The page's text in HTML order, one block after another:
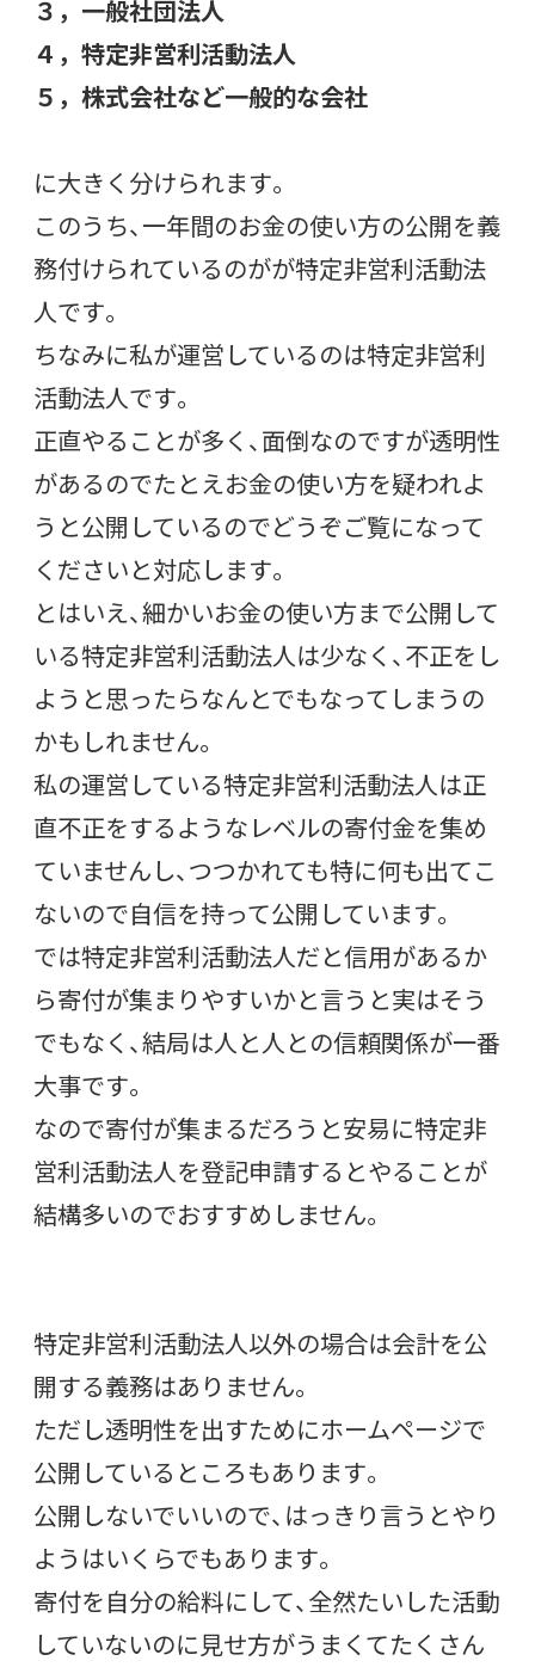
３，一般社団法人
４，特定非営利活動法人
５，株式会社など一般的な会社
に大きく分けられます。
このうち、一年間のお金の使い方の公開を義
務付けられているのがが特定非営利活動法
人です。
ちなみに私が運営しているのは特定非営利
活動法人です。
正直やることが多く、面倒なのですが透明性
があるのでたとえお金の使い方を疑われよ
うと公開しているのでどうぞご覧になって
くださいと対応します。
とはいえ、細かいお金の使い方まで公開して
いる特定非営利活動法人は少なく、不正をし
ようと思ったらなんとでもなってしまうの
かもしれません。
私の運営している特定非営利活動法人は正
直不正をするようなレベルの寄付金を集め
ていませんし、つつかれても特に何も出てこ
ないので自信を持って公開しています。
では特定非営利活動法人だと信用があるか
ら寄付が集まりやすいかと言うと実はそう
でもなく、結局は人と人との信頼関係が一番
大事です。
なので寄付が集まるだろうと安易に特定非
営利活動法人を登記申請するとやることが
結構多いのでおすすめしません。
特定非営利活動法人以外の場合は会計を公
開する義務はありません。
ただし透明性を出すためにホームページで
公開しているところもあります。
公開しないでいいので、はっきり言うとやり
ようはいくらでもあります。
寄付を自分の給料にして、全然たいした活動
していないのに見せ方がうまくてたくさん